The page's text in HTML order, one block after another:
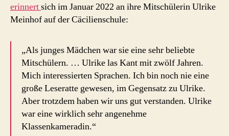
erinnertsich im Januar 2022 an ihre Mitschülerin Ulrike
Meinhof auf der Cäcilienschule:
„Als junges Mädchen war sie eine sehr beliebte
Mitschülern. … Ulrike las Kant mit zwölf Jahren.
Mich interessierten Sprachen. Ich bin noch nie eine
große Leseratte gewesen, im Gegensatz zu Ulrike.
Aber trotzdem haben wir uns gut verstanden. Ulrike
war eine wirklich sehr angenehme
Klassenkameradin.“